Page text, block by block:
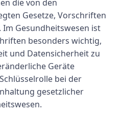
die von den
Gesetze, Vorschriften
Gesundheitswesen ist
besonders wichtig,
und Datensicherheit zu
Geräte
bei der
gesetzlicher